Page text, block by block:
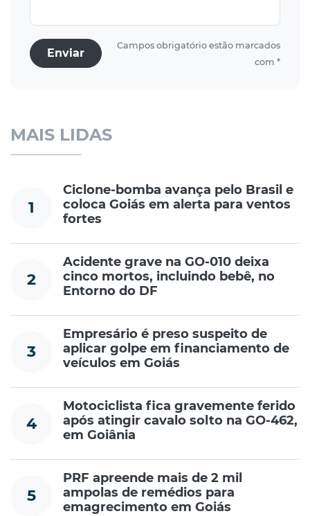
Enviar
Campos obrigatório estão marcados
com *
MAIS LIDAS
1
Ciclone-bomba avança pelo Brasil e
coloca Goiás em alerta para ventos
fortes
2
Acidente grave na GO-010 deixa
cinco mortos, incluindo bebê, no
Entorno do DF
3
Empresário é preso suspeito de
aplicar golpe em financiamento de
veículos em Goiás
4
Motociclista fica gravemente ferido
após atingir cavalo solto na GO-462,
em Goiânia
5
PRF apreende mais de 2 mil
ampolas de remédios para
emagrecimento em Goiás